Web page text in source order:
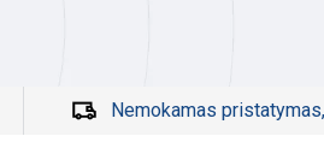
Nemokamas